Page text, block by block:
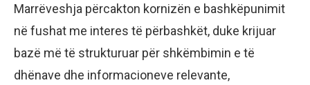
Marrëveshja përcakton kornizën e bashkëpunimit
në fushat me interes të përbashkët, duke krijuar
bazë më të strukturuar për shkëmbimin e të
dhënave dhe informacioneve relevante,